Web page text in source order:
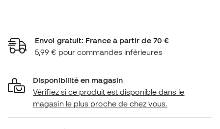
Envoi gratuit: France à partir de 70 €
5,99 € pour commandes inférieures
Disponibilité en magasin
Vérifiez si ce produit est disponible dans le
magasin le plus proche de chez vous.